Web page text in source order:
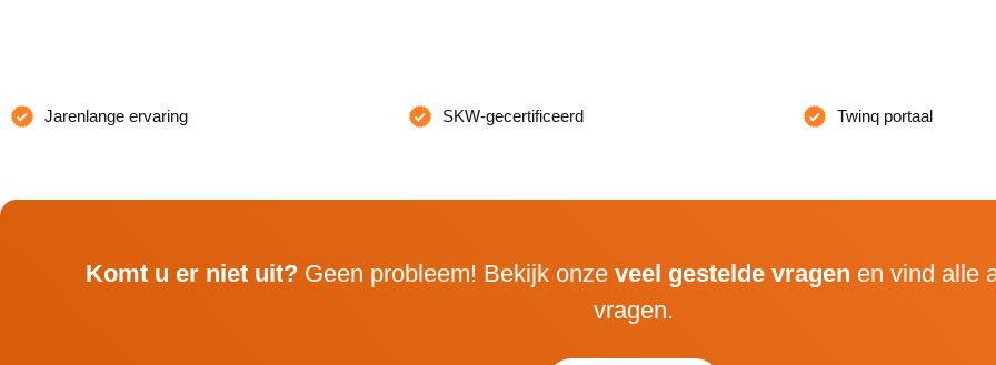
Jarenlange ervaring SKW-gecertificeerd Twinq portaal
Komt u er niet uit?Geen probleem! Bekijk onze veel gestelde vragen en vind alle
vragen.